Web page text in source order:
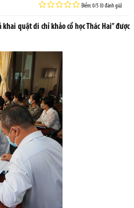
Điểm: 0/5 (0 đánh giá)
quật di chỉ khảo cổ học Thác Hai” được